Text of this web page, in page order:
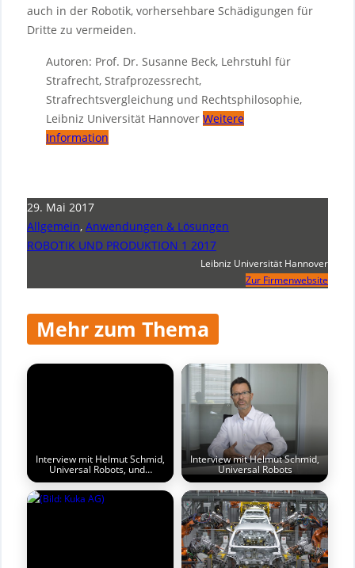
auch in der Robotik, vorhersehbare Schädigungen für
Dritte zu vermeiden.
Autoren: Prof. Dr. Susanne Beck, Lehrstuhl für
Strafrecht, Strafprozessrecht,
Strafrechtsvergleichung und Rechtsphilosophie,
Leibniz Universität Hannover Weitere
Information
29. Mai 2017
Allgemein, Anwendungen & Lösungen
ROBOTIK UND PRODUKTION 1 2017
Leibniz Universität Hannover
Zur Firmenwebsite
Mehr zum Thema
Interview mit Helmut Schmid,
Universal Robots, und…
Interview mit Helmut Schmid,
Universal Robots